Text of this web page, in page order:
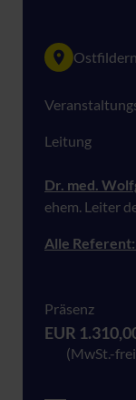
Ostfildern
Leitung
Dr. med.
ehem. Leiter
Alle
Präsenz
EUR
(MwSt.-